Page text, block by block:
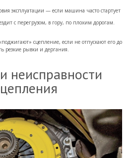
эксплуатации — если машина часто стартует
с перегрузом, в гору, по плохим дорогам.
сцепление, если не отпускают его до
резкие рывки и дергания.
неисправности